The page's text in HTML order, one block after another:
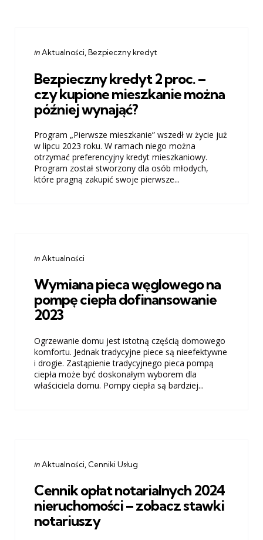
Categories
Posted
inAktualności Bezpieczny kredyt
Bezpieczny kredyt 2 proc. –
czy kupione mieszkanie można
później wynająć?
Program „Pierwsze mieszkanie” wszedł w życie już
w lipcu 2023 roku. W ramach niego można
otrzymać preferencyjny kredyt mieszkaniowy.
Program został stworzony dla osób młodych,
które pragną zakupić swoje pierwsze...
Categories
Posted
inAktualności
Wymiana pieca węglowego na
pompę ciepła dofinansowanie
2023
Ogrzewanie domu jest istotną częścią domowego
komfortu. Jednak tradycyjne piece są nieefektywne
i drogie. Zastąpienie tradycyjnego pieca pompą
ciepła może być doskonałym wyborem dla
właściciela domu. Pompy ciepła są bardziej...
Categories
Posted
inAktualności Cenniki Usług
Cennik opłat notarialnych 2024
nieruchomości – zobacz stawki
notariuszy